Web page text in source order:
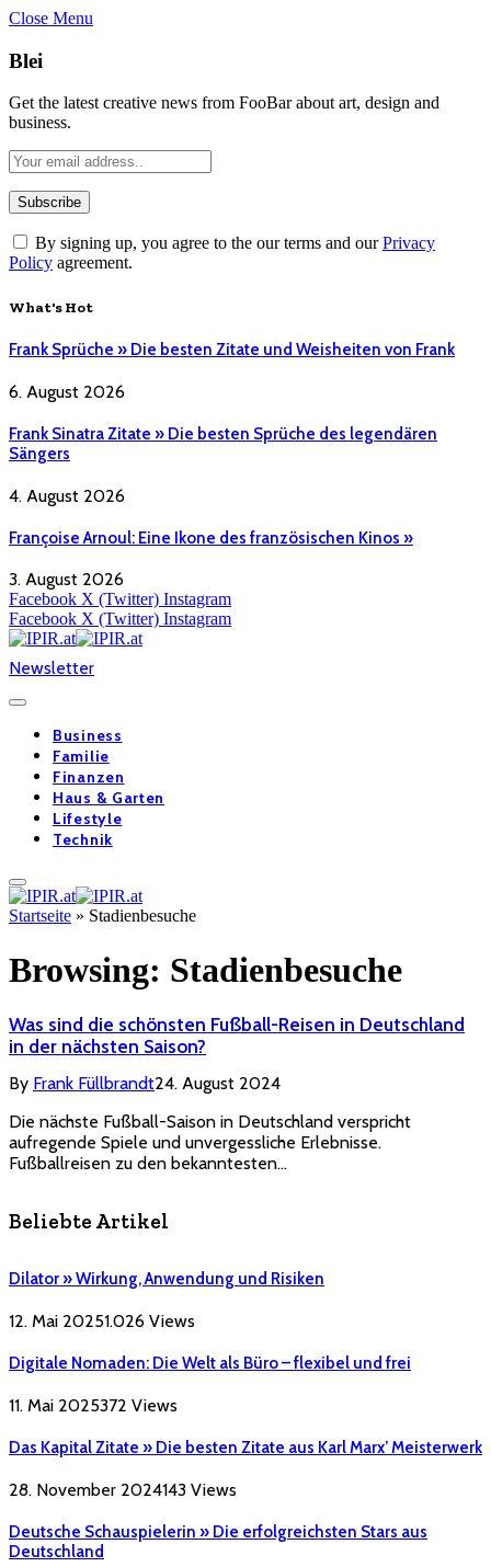
Close Menu
Blei
Get the latest creative news from FooBar about art, design and
business.
By signing up, you agree to the our terms and ourPrivacy
Policy agreement.
What's Hot
Frank Sprüche » Die besten Zitate und Weisheiten von Frank
6. August 2026
Frank Sinatra Zitate » Die besten Sprüche des legendären
Sängers
4. August 2026
Françoise Arnoul: Eine Ikone des französischen Kinos »
3. August 2026
Facebook X (Twitter) Instagram
Facebook X (Twitter) Instagram
Newsletter
Business
Familie
Finanzen
Haus & Garten
Lifestyle
Technik
Startseite » Stadienbesuche
Browsing: Stadienbesuche
Was sind die schönsten Fußball-Reisen in Deutschland
in der nächsten Saison?
By Frank Füllbrandt24. August 2024
Die nächste Fußball-Saison in Deutschland verspricht
aufregende Spiele und unvergessliche Erlebnisse.
Fußballreisen zu den bekanntesten…
Beliebte Artikel
Dilator » Wirkung, Anwendung und Risiken
12. Mai 20251.026 Views
Digitale Nomaden: Die Welt als Büro – flexibel und frei
11. Mai 2025372 Views
Das Kapital Zitate » Die besten Zitate aus Karl Marx’ Meisterwerk
28. November 2024143 Views
Deutsche Schauspielerin » Die erfolgreichsten Stars aus
Deutschland